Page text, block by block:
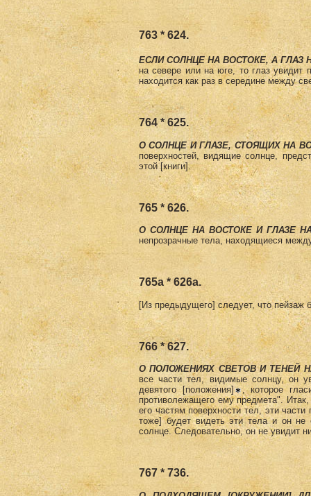
763 * 624.
ЕСЛИ СОЛНЦЕ НА ВОСТОКЕ, А
на севере или на юге, то глаз увидит
находится как раз в середине между
764 * 625.
О СОЛНЦЕ И ГЛАЗЕ, СТОЯЩИХ НА
поверхностей, видящие солнце,
этой [книги].
765 * 626.
О СОЛНЦЕ НА ВОСТОКЕ И ГЛАЗЕ
непрозрачные тела, находящиеся
765а * 626а.
[Из предыдущего] следует, что пейзаж
766 * 627.
О ПОЛОЖЕНИЯХ СВЕТОВ И ТЕНЕЙ
все части тел, видимые солнцу, он
девятого [положения]
, которое
противолежащего ему предмета".
его частям поверхности тел, эти
тоже] будет видеть эти тела и он не
солнце. Следовательно, он не увидит
767 * 736.